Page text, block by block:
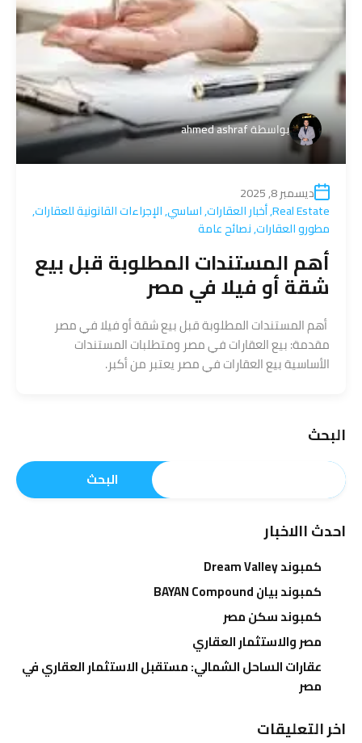
بواسطةahmed ashraf
ديسمبر 8, 2025
Real Estate
,أخبار العقارات,اساسي,الإجراءات القانونية للعقارات,
مطورو العقارات,نصائح عامة
أهم المستندات المطلوبة قبل بيع
شقة أو فيلا في مصر
أهم المستندات المطلوبة قبل بيع شقة أو فيلا في مصر
مقدمة: بيع العقارات في مصر ومتطلبات المستندات
الأساسية بيع العقارات في مصر يعتبر من أكبر.
البحث
البحث
احدث االاخبار
كمبوند Dream Valley
كمبوند بيان BAYAN Compound
كمبوند سكن مصر
مصر والاستثمار العقاري
عقارات الساحل الشمالي: مستقبل الاستثمار العقاري في
مصر
اخر التعليقات